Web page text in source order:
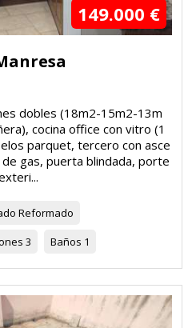
149.000 €
dobles (18m2-15m2-13m
cocina office con vitro (1
parquet, tercero con asce
gas, puerta blindada, porte
Reformado
3 Baños 1